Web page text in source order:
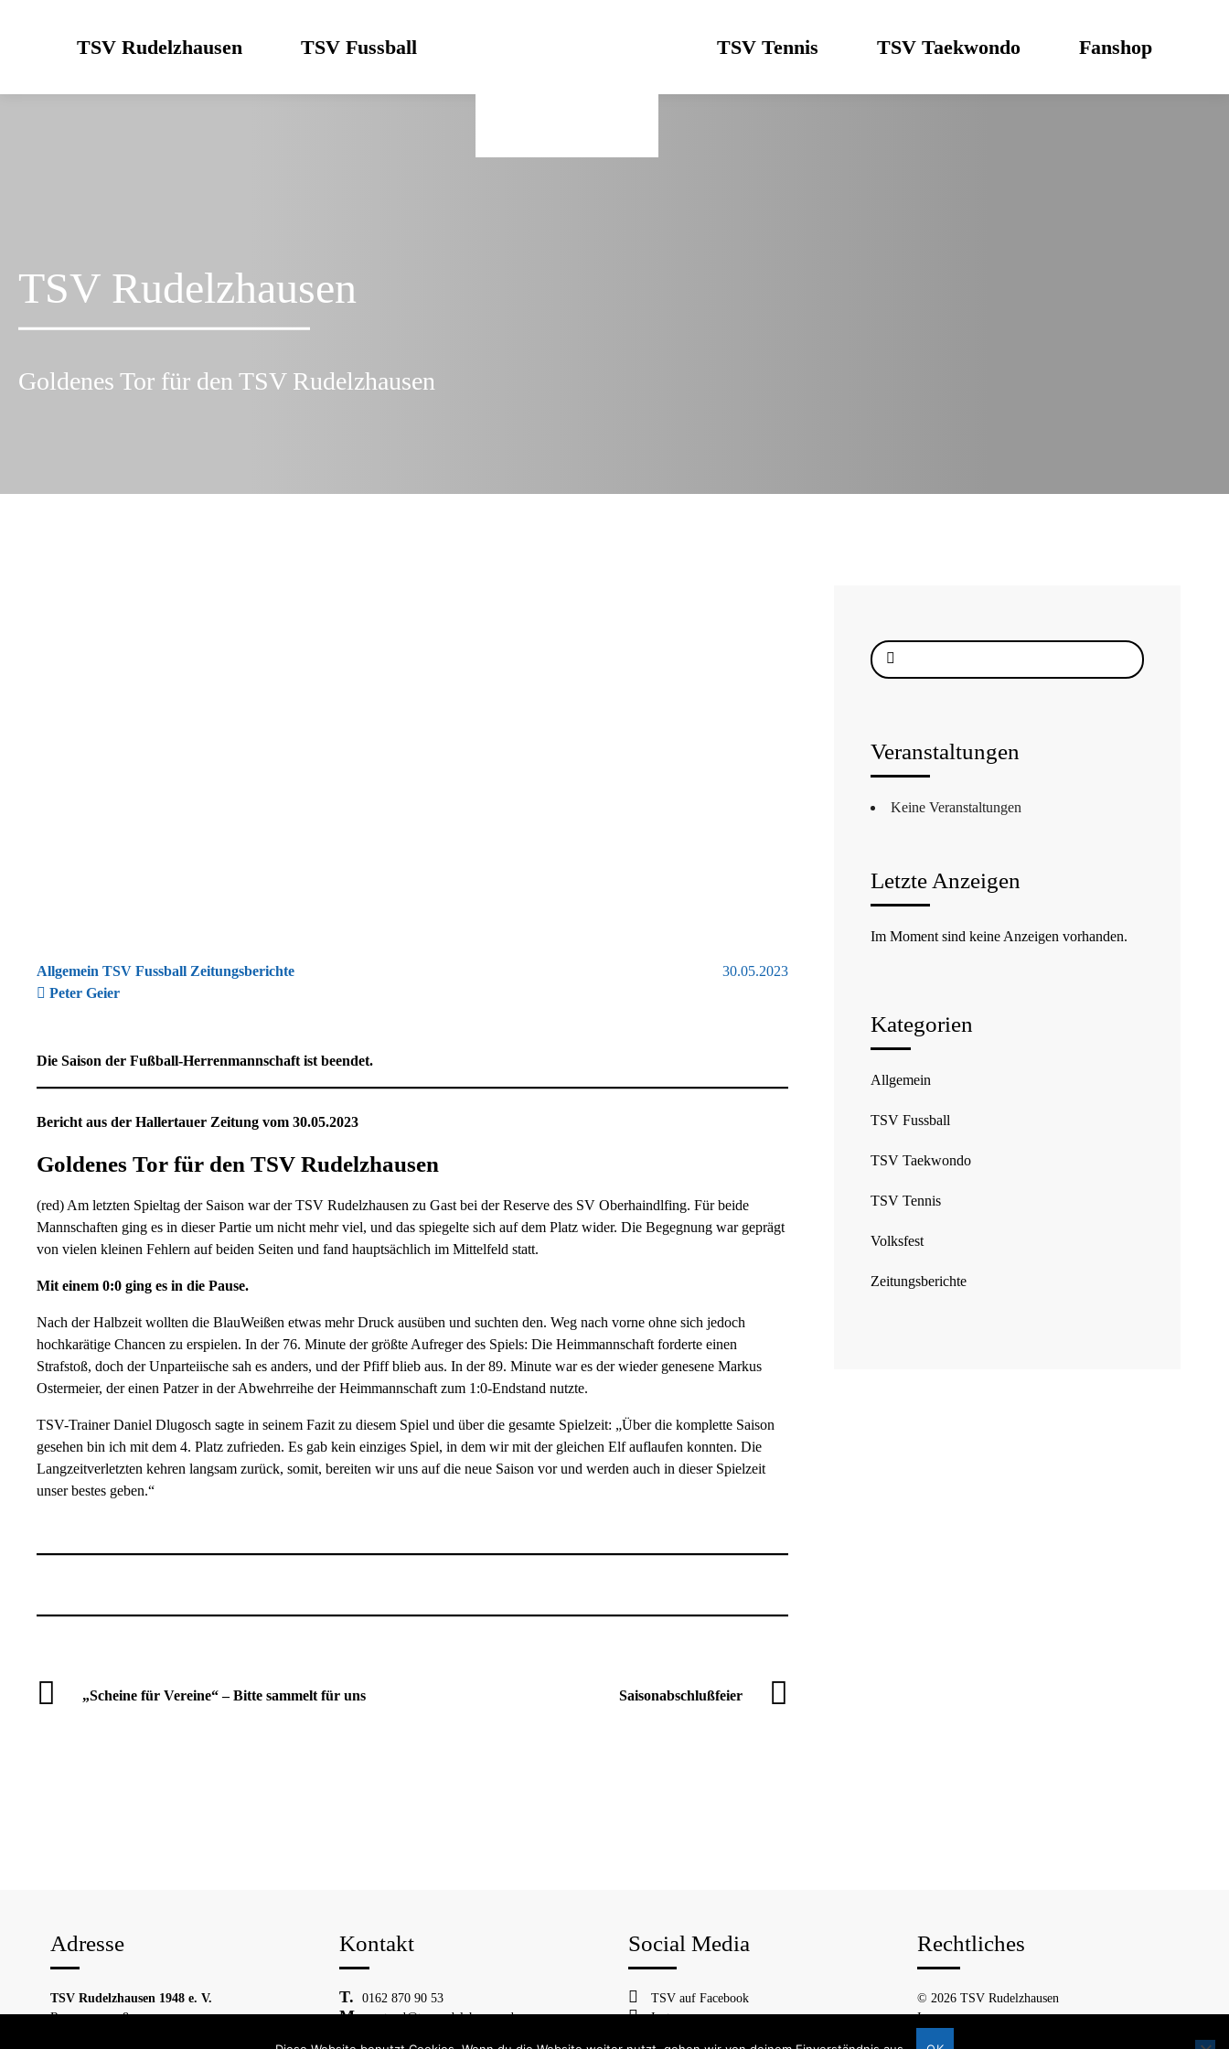
TSV Rudelzhausen TSV Fussball TSV Tennis TSV Taekwondo Fanshop
TSV Rudelzhausen
Goldenes Tor für den TSV Rudelzhausen
Allgemein TSV Fussball Zeitungsberichte
Peter Geier
30.05.2023
Die Saison der Fußball-Herrenmannschaft ist beendet.
Bericht aus der Hallertauer Zeitung vom 30.05.2023
Goldenes Tor für den TSV Rudelzhausen
(red) Am letzten Spieltag der Saison war der TSV Rudelzhausen zu Gast bei der Reserve des SV Oberhaindlfing. Für beide
Mannschaften ging es in dieser Partie um nicht mehr viel, und das spiegelte sich auf dem Platz wider. Die Begegnung war geprägt
von vielen kleinen Fehlern auf beiden Seiten und fand hauptsächlich im Mittelfeld statt.
Mit einem 0:0 ging es in die Pause.
Nach der Halbzeit wollten die BlauWeißen etwas mehr Druck ausüben und suchten den. Weg nach vorne ohne sich jedoch
hochkarätige Chancen zu erspielen. In der 76. Minute der größte Aufreger des Spiels: Die Heimmannschaft forderte einen
Strafstoß, doch der Unparteiische sah es anders, und der Pfiff blieb aus. In der 89. Minute war es der wieder genesene Markus
Ostermeier, der einen Patzer in der Abwehrreihe der Heimmannschaft zum 1:0-Endstand nutzte.
TSV-Trainer Daniel Dlugosch sagte in seinem Fazit zu diesem Spiel und über die gesamte Spielzeit: „Über die komplette Saison
gesehen bin ich mit dem 4. Platz zufrieden. Es gab kein einziges Spiel, in dem wir mit der gleichen Elf auflaufen konnten. Die
Langzeitverletzten kehren langsam zurück, somit, bereiten wir uns auf die neue Saison vor und werden auch in dieser Spielzeit
unser bestes geben.“
„Scheine für Vereine“ – Bitte sammelt für uns Saisonabschlußfeier
Suche
nach:
Veranstaltungen
Keine Veranstaltungen
Letzte Anzeigen
Im Moment sind keine Anzeigen vorhanden.
Kategorien
Allgemein
TSV Fussball
TSV Taekwondo
TSV Tennis
Volksfest
Zeitungsberichte
Adresse
TSV Rudelzhausen 1948 e. V.
Roseggerweg 8
Kontakt
0162 870 90 53
vorstand@tsv-rudelzhausen.de
Social Media
TSV auf Facebook
Instagram
Rechtliches
© 2026 TSV Rudelzhausen
Impressum